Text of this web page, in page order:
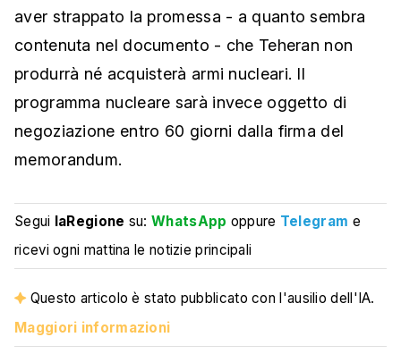
aver strappato la promessa - a quanto sembra
contenuta nel documento - che Teheran non
produrrà né acquisterà armi nucleari. Il
programma nucleare sarà invece oggetto di
negoziazione entro 60 giorni dalla firma del
memorandum.
Segui laRegione su:WhatsApp oppure Telegram e
ricevi ogni mattina le notizie principali
Questo articolo è stato pubblicato con l'ausilio dell'IA.
Maggiori informazioni